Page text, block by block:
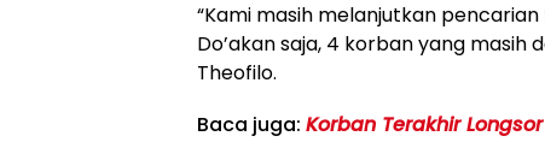
“Kami masih melanjutkan
Do’akan saja, 4 korban yang
Theofilo.
Baca juga: Korban Terakhir